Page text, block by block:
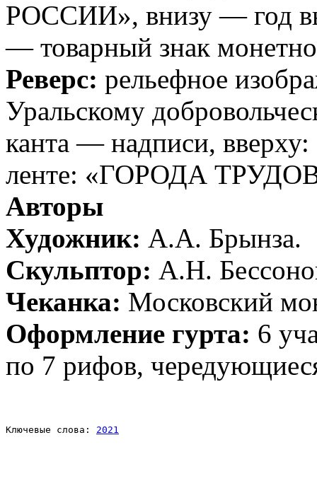
РОССИИ», внизу — год
— товарный знак
Реверс: рельефное
Уральскому
канта — надписи,
ленте: «ГОРОДА
Авторы
Художник: А.А. Брынза.
Скульптор: А.Н.
Чеканка: Московский
Оформление гурта: 6
по 7 рифов,
Ключевые слова: 2021